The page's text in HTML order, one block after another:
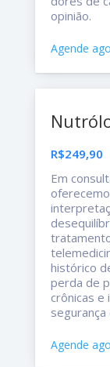
opinião.
Agende
R$249,90
Em
histórico
perda de
crônicas e
Agende